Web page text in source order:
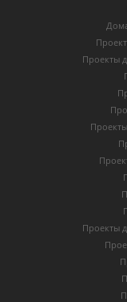
Проекты
Проекты